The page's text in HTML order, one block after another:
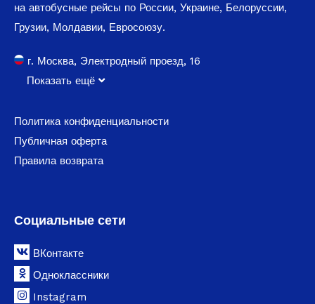
на автобусные рейсы по России, Украине, Белоруссии,
Грузии, Молдавии, Евросоюзу.
г. Москва, Электродный проезд, 16
Показать ещё
Политика конфиденциальности
Публичная оферта
Правила возврата
Социальные сети
ВКонтакте
Одноклассники
Instagram